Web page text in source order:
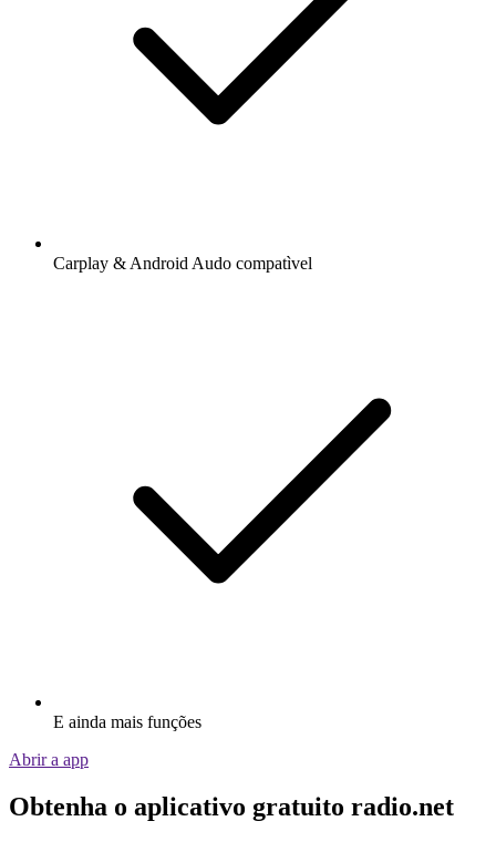
Carplay & Android Audo compatìvel
E ainda mais funções
Abrir a app
Obtenha o aplicativo gratuito radio.net